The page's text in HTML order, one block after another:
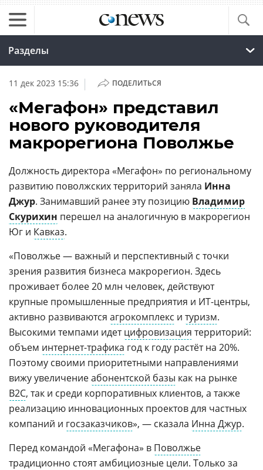
Разделы
11 дек 2023 15:36 | ПОДЕЛИТЬСЯ
«Мегафон» представил
нового руководителя
макрорегиона Поволжье
Должность директора «Мегафон» по региональному
развитию поволжских территорий заняла Инна
Джур. Занимавший ранее эту позицию Владимир
Скурихин перешел на аналогичную в макрорегион
Юг и Кавказ.
«Поволжье — важный и перспективный с точки
зрения развития бизнеса макрорегион. Здесь
проживает более 20 млн человек, действуют
крупные промышленные предприятия и ИТ-центры,
активно развиваются агрокомплекс и туризм.
Высокими темпами идетцифровизация территорий:
объем интернет-трафика год к году растёт на 20%.
Поэтому своими приоритетными направлениями
вижу увеличениеабонентской базы как на рынке
В2С, так и среди корпоративных клиентов, а также
реализацию инновационных проектов для частных
компаний и госзаказчиков», — сказала Инна Джур.
Перед командой «Мегафона» в Поволжье
традиционно стоят амбициозные цели. Только за